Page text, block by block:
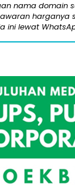
nama domain
harganya
ini lewat